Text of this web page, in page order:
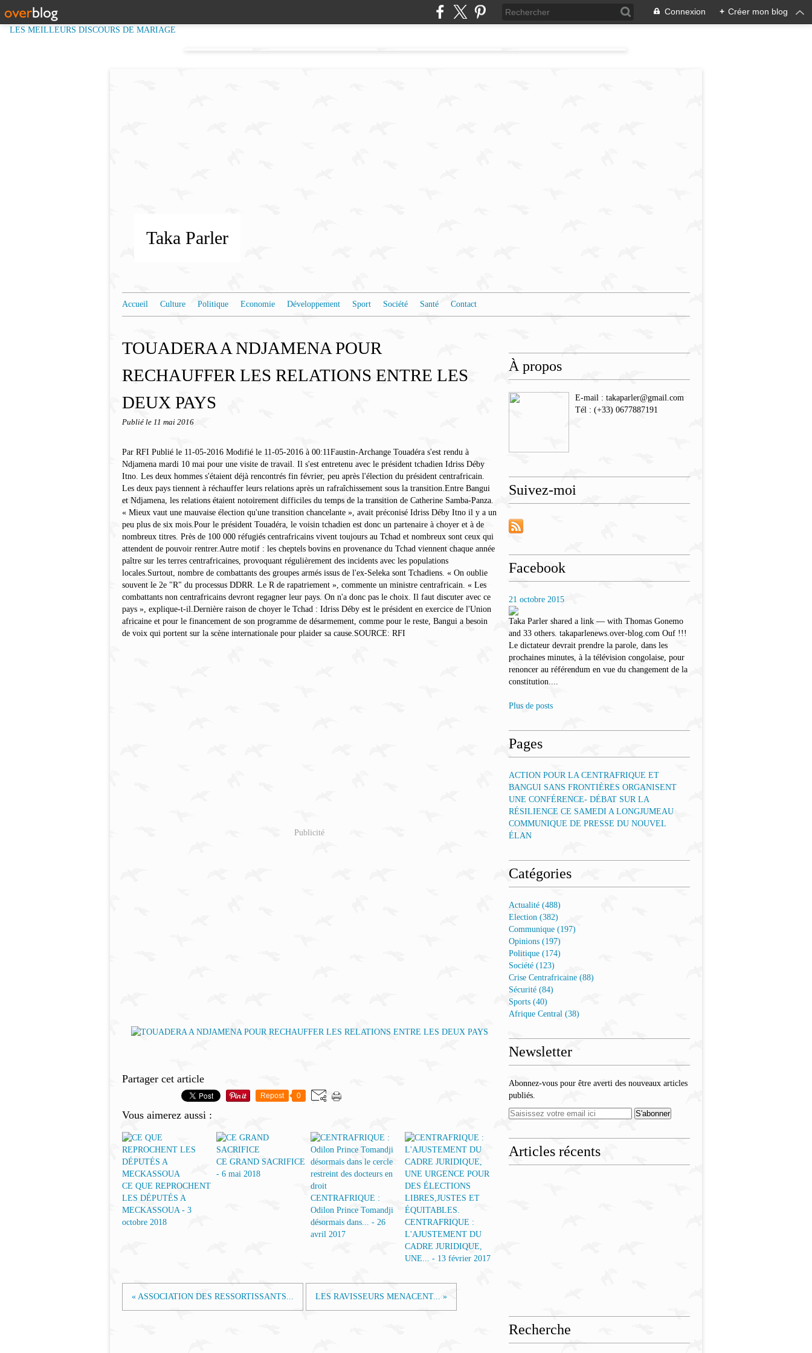
LES MEILLEURS DISCOURS DE MARIAGE
Connexion + Créer mon blog
Taka Parler
Accueil Culture Politique Economie Développement Sport Société Santé Contact
TOUADERA A NDJAMENA POUR
RECHAUFFER LES RELATIONS ENTRE LES
DEUX PAYS
Publié le 11 mai 2016
Par RFI Publié le 11-05-2016 Modifié le 11-05-2016 à 00:11Faustin-Archange Touadéra s'est rendu à
Ndjamena mardi 10 mai pour une visite de travail. Il s'est entretenu avec le président tchadien Idriss Déby
Itno. Les deux hommes s'étaient déjà rencontrés fin février, peu après l'élection du président centrafricain.
Les deux pays tiennent à réchauffer leurs relations après un rafraîchissement sous la transition.Entre Bangui
et Ndjamena, les relations étaient notoirement difficiles du temps de la transition de Catherine Samba-Panza.
« Mieux vaut une mauvaise élection qu'une transition chancelante », avait préconisé Idriss Déby Itno il y a un
peu plus de six mois.Pour le président Touadéra, le voisin tchadien est donc un partenaire à choyer et à de
nombreux titres. Près de 100 000 réfugiés centrafricains vivent toujours au Tchad et nombreux sont ceux qui
attendent de pouvoir rentrer.Autre motif : les cheptels bovins en provenance du Tchad viennent chaque année
paître sur les terres centrafricaines, provoquant régulièrement des incidents avec les populations
locales.Surtout, nombre de combattants des groupes armés issus de l'ex-Seleka sont Tchadiens. « On oublie
souvent le 2e "R" du processus DDRR. Le R de rapatriement », commente un ministre centrafricain. « Les
combattants non centrafricains devront regagner leur pays. On n'a donc pas le choix. Il faut discuter avec ce
pays », explique-t-il.Dernière raison de choyer le Tchad : Idriss Déby est le président en exercice de l'Union
africaine et pour le financement de son programme de désarmement, comme pour le reste, Bangui a besoin
de voix qui portent sur la scène internationale pour plaider sa cause.SOURCE: RFI
Publicité
Partager cet article
Repost 0
Vous aimerez aussi :
CE QUE REPROCHENT
LES DÉPUTÉS A
MECKASSOUA - 3
octobre 2018
CE GRAND SACRIFICE
- 6 mai 2018
CENTRAFRIQUE :
Odilon Prince Tomandji
désormais dans... - 26
avril 2017
CENTRAFRIQUE :
L'AJUSTEMENT DU
CADRE JURIDIQUE,
UNE... - 13 février 2017
« ASSOCIATION DES RESSORTISSANTS... LES RAVISSEURS MENACENT... »
À propos
E-mail : takaparler@gmail.com
Tél : (+33) 0677887191
Suivez-moi
Facebook
21 octobre 2015
Taka Parler shared a link — with Thomas Gonemo
and 33 others. takaparlenews.over-blog.com Ouf !!!
Le dictateur devrait prendre la parole, dans les
prochaines minutes, à la télévision congolaise, pour
renoncer au référendum en vue du changement de la
constitution....
Plus de posts
Pages
ACTION POUR LA CENTRAFRIQUE ET
BANGUI SANS FRONTIÈRES ORGANISENT
UNE CONFÉRENCE- DÉBAT SUR LA
RÉSILIENCE CE SAMEDI A LONGJUMEAU
COMMUNIQUE DE PRESSE DU NOUVEL
ÉLAN
Catégories
Actualité (488)
Election (382)
Communique (197)
Opinions (197)
Politique (174)
Société (123)
Crise Centrafricaine (88)
Sécurité (84)
Sports (40)
Afrique Central (38)
Newsletter
Abonnez-vous pour être averti des nouveaux articles
publiés.
Articles récents
Recherche